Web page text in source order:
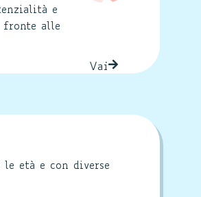
e
alle
Vai
età e con diverse